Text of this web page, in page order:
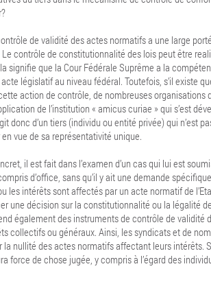
de validité des actes normatifs a une large
contrôle de constitutionnalité des lois peut être
signifie que la Cour Fédérale Suprême a la
législatif au niveau fédéral. Toutefois, s’il existe
action de contrôle, de nombreuses organisations
de l’institution « amicus curiae » qui s’est
donc d’un tiers (individu ou entité privée) qui n’est
vue de sa représentativité unique.
il est fait dans l’examen d’un cas qui lui est
d’office, sans qu’il y ait une demande
les intérêts sont affectés par un acte normatif de
une décision sur la constitutionnalité ou la légalité
également des instruments de contrôle de validité
collectifs ou généraux. Ainsi, les syndicats et de
nullité des actes normatifs affectant leurs intérêts.
force de chose jugée, y compris à l’égard des